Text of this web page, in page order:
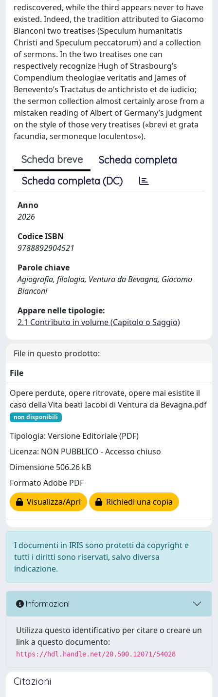
rediscovered, while the third appears never to have
existed. Indeed, the tradition attributed to Giacomo
Bianconi two treatises (Speculum humanitatis
Christi and Speculum peccatorum) and a collection
of sermons. In the two treatises one can
respectively recognize Hugh of Strasbourg’s
Compendium theologiae veritatis and James of
Benevento’s Tractatus de antichristo et de iudicio;
the sermon collection almost certainly arose from a
mistaken reading of Albert of Germany’s judgment
on the style of those very treatises («brevi et grata
facundia, sermoneque loculentos»).
Scheda breve
Scheda completa
Scheda completa (DC)
Anno
2026
Codice ISBN
9788892904521
Parole chiave
Agiografia, filologia, Ventura da Bevagna, Giacomo
Bianconi
Appare nelle tipologie:
2.1 Contributo in volume (Capitolo o Saggio)
File in questo prodotto:
File
Opere perdute, opere ritrovate, opere mai esistite il
caso della Vita beati Iacobi di Ventura da Bevagna.pdf
non disponibili
Tipologia: Versione Editoriale (PDF)
Licenza: NON PUBBLICO - Accesso chiuso
Dimensione 506.26 kB
Formato Adobe PDF
Visualizza/Apri
Richiedi una copia
I documenti in IRIS sono protetti da copyright e
tutti i diritti sono riservati, salvo diversa
indicazione.
Informazioni
Utilizza questo identificativo per citare o creare un
link a questo documento:
https://hdl.handle.net/20.500.12071/54028
Citazioni